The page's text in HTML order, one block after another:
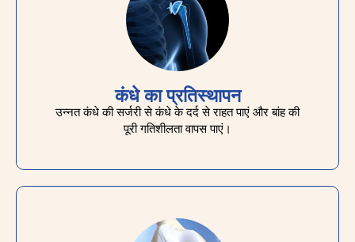
कंधे का प्रतिस्थापन
उन्नत कंधे की सर्जरी से कंधे के दर्द से राहत पाएं और बांह की
पूरी गतिशीलता वापस पाएं।